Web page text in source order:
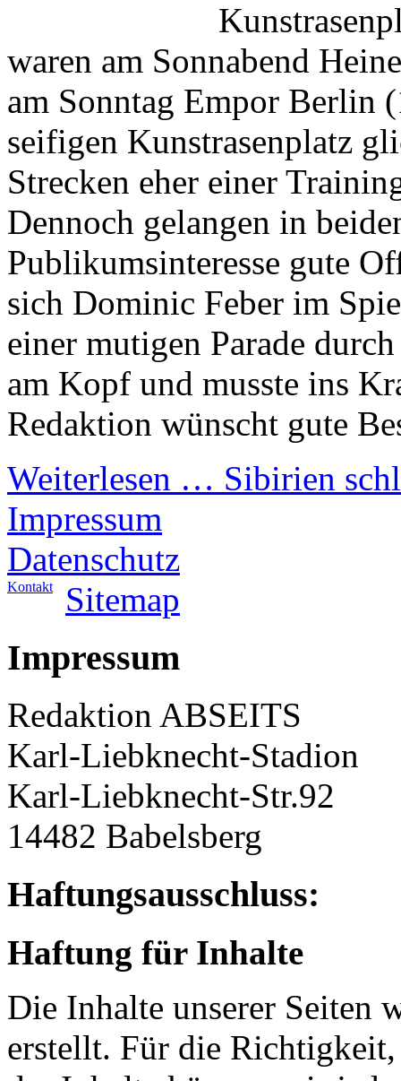
waren am Sonnabend
am Sonntag Empor Berlin
seifigen Kunstrasenplatz
Strecken eher einer
Dennoch gelangen in
Publikumsinteresse gute
sich Dominic Feber im
einer mutigen Parade
am Kopf und musste ins
Redaktion wünscht gute
Weiterlesen … Sibirien
Impressum
Datenschutz
Kontakt Sitemap
Impressum
Redaktion ABSEITS
Karl-Liebknecht-Stadion
Karl-Liebknecht-Str.92
14482 Babelsberg
Haftungsausschluss:
Haftung für Inhalte
Die Inhalte unserer Seiten
erstellt. Für die